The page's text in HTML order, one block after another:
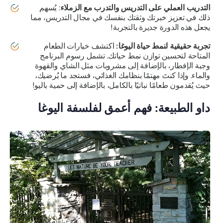
التدريب العملي على التدريس والتدرب مع الزملاء: يُسهم
ذلك في تعزيز خبرتك وثقتك بنفسك في مجال التدريس، مما
يجعل هذه الدورة جديرة بالتجربة!
تجربة حقيقية لنمط حياة اليوغا:اكتشف خيارات الطعام
المتاحة لتحسين توازن نمط حياتك. تشمل رسوم البرنامج
وجبة الإفطار، بالإضافة إلى مشروبات مثل الشاي والقهوة
والماء. وإذا كنتَ مهتمًا بنظامك الغذائي، فستجد ما يُرضيك،
حيث يُقدمون طعامًا نباتيًا بالكامل، بالإضافة إلى حمية باليو!
داو الطبيعة: فهم أعمق لفلسفة اليوغا